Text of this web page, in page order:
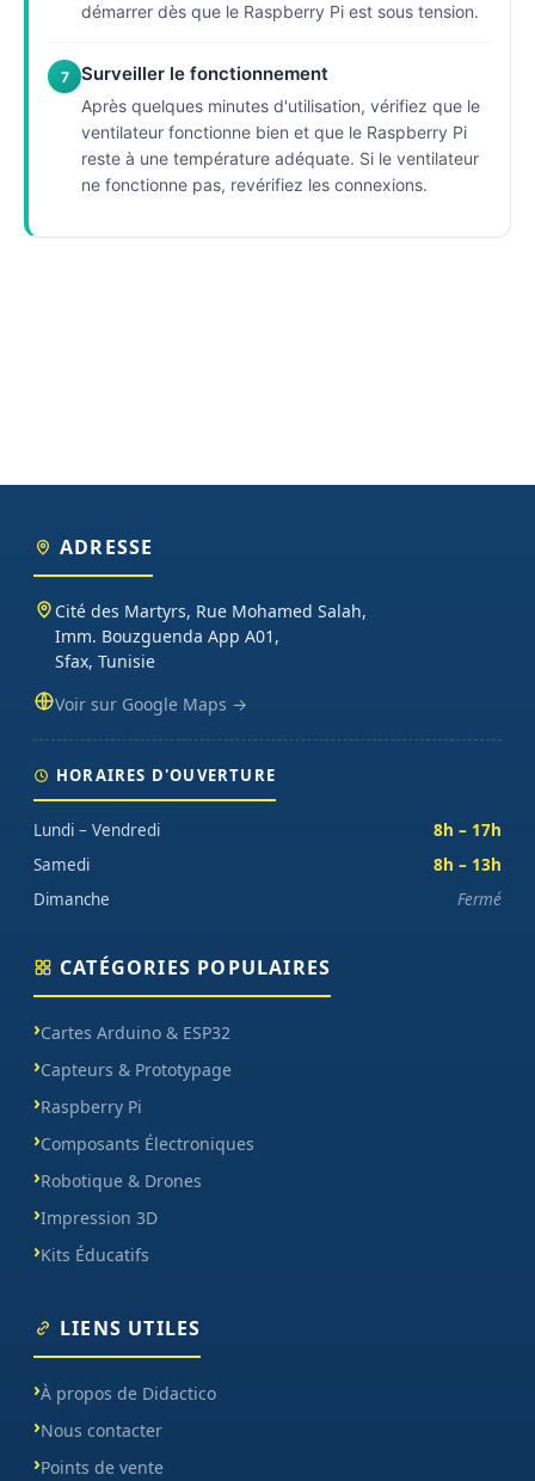
démarrer dès que le Raspberry Pi est sous tension.
7 Surveiller le fonctionnement
Après quelques minutes d'utilisation, vérifiez que le
ventilateur fonctionne bien et que le Raspberry Pi
reste à une température adéquate. Si le ventilateur
ne fonctionne pas, revérifiez les connexions.
ADRESSE
Cité des Martyrs, Rue Mohamed Salah,
Imm. Bouzguenda App A01,
Sfax, Tunisie
Voir sur Google Maps →
HORAIRES D'OUVERTURE
Lundi – Vendredi
8h – 17h
Samedi
8h – 13h
Dimanche
Fermé
CATÉGORIES POPULAIRES
Cartes Arduino & ESP32
Capteurs & Prototypage
Raspberry Pi
Composants Électroniques
Robotique & Drones
Impression 3D
Kits Éducatifs
LIENS UTILES
À propos de Didactico
Nous contacter
Points de vente